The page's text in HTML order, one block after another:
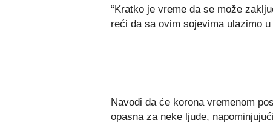
“Kratko je vreme da se može
reći da sa ovim sojevima ulazimo
Navodi da će korona vremenom
opasna za neke ljude,